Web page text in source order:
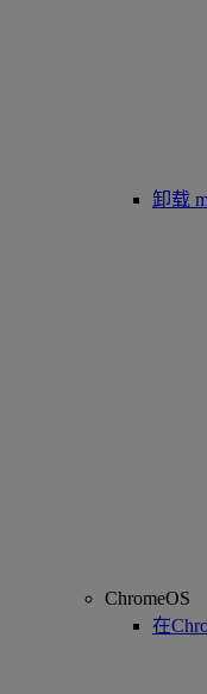
卸载
ChromeOS
在